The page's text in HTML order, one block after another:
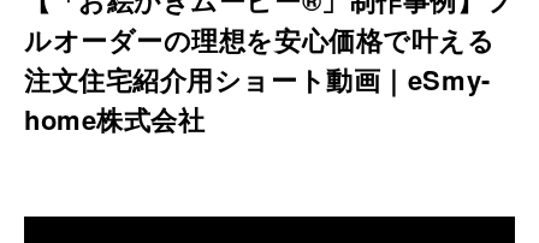
ルオーダーの理想を安心価格で叶える
注文住宅紹介用ショート動画｜eSmy-
home株式会社